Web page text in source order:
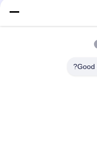
تضمین می کند.
شده را دنبال کنید.
مطابقت دارد.
شرایط خارج از منزل
Good